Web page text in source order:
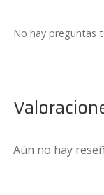
No hay preguntas
Aún no hay